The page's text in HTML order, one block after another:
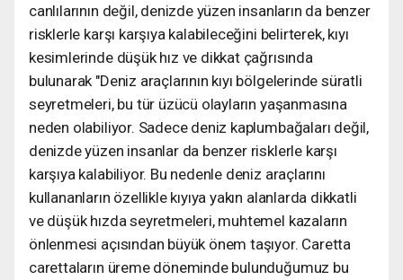
canlılarının değil, denizde yüzen insanların da benzer
risklerle karşı karşıya kalabileceğini belirterek, kıyı
kesimlerinde düşük hız ve dikkat çağrısında
bulunarak "Deniz araçlarının kıyı bölgelerinde süratli
seyretmeleri, bu tür üzücü olayların yaşanmasına
neden olabiliyor. Sadece deniz kaplumbağaları değil,
denizde yüzen insanlar da benzer risklerle karşı
karşıya kalabiliyor. Bu nedenle deniz araçlarını
kullananların özellikle kıyıya yakın alanlarda dikkatli
ve düşük hızda seyretmeleri, muhtemel kazaların
önlenmesi açısından büyük önem taşıyor. Caretta
carettaların üreme döneminde bulunduğumuz bu